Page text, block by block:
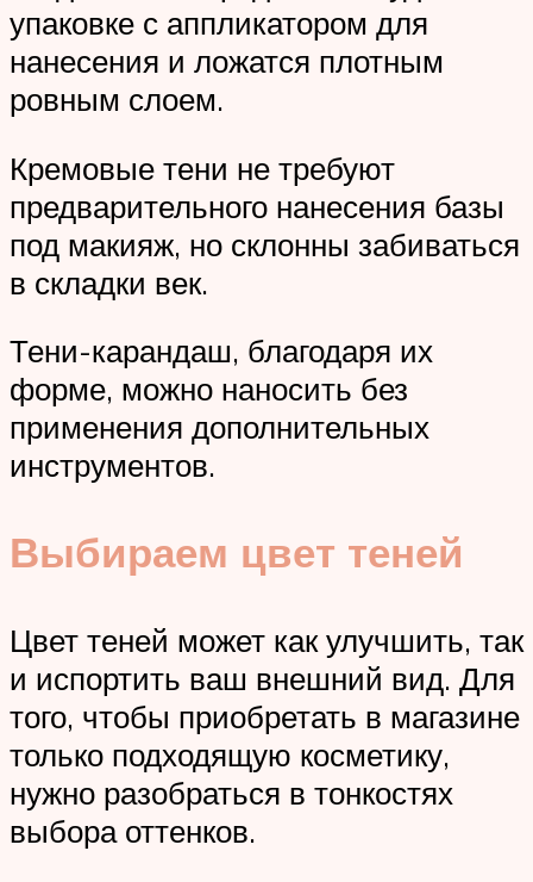
упаковке с аппликатором для
нанесения и ложатся плотным
ровным слоем.
Кремовые тени не требуют
предварительного нанесения базы
под макияж, но склонны забиваться
в складки век.
Тени-карандаш, благодаря их
форме, можно наносить без
применения дополнительных
инструментов.
Выбираем цвет теней
Цвет теней может как улучшить, так
и испортить ваш внешний вид. Для
того, чтобы приобретать в магазине
только подходящую косметику,
нужно разобраться в тонкостях
выбора оттенков.